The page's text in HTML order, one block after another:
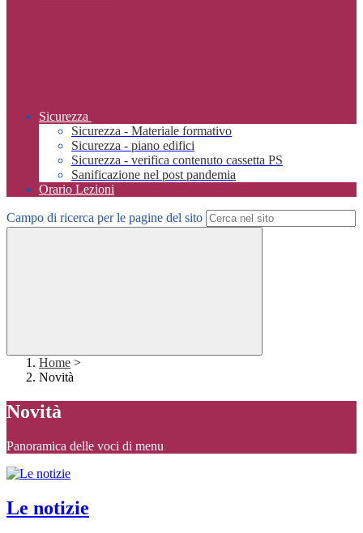
Sicurezza
Sicurezza - Materiale formativo
Sicurezza - piano edifici
Sicurezza - verifica contenuto cassetta PS
Sanificazione nel post pandemia
Orario Lezioni
Campo di ricerca per le pagine del sito
Home >
Novità
Novità
Panoramica delle voci di menu
Le notizie